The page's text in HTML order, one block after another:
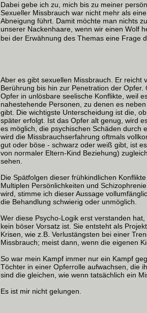
Dabei gebe ich zu, mich bis zu meiner
Sexueller Missbrauch war nicht mehr als
Abneigung führt. Damit möchte man nichts
unserer Nackenhaare, wenn wir einen Wolf
bei der Erwähnung des Themas eine Frage
Aber es gibt sexuellen Missbrauch. Er reicht
Berührung bis hin zur Penetration der
Opfer in unlösbare seelische Konflikte, weil
nahestehende Personen, zu denen es
gibt. Die wichtigste Unterscheidung ist die,
später erfolgt. Ist das Opfer alt genug, wird
es möglich, die psychischen Schäden durch
wird die Missbrauchserfahrung oftmals
gut oder böse - schwarz oder weiß gibt, ist
von normaler Eltern-Kind Beziehung)
sehen.
Die Spätfolgen dieser frühkindlichen
Multiplen Persönlichkeiten und
wird, stimme ich dieser Aussage
die Behandlung schwierig oder unmöglich.
Wer diese Psycho-Logik erst verstanden
kein böser Vorsatz ist. Sie entsteht als
Krisen, wie z.B. Verlustängsten bei einer
Missbrauch; meist dann, wenn die eigenen
So war mein Kampf immer nur ein Kampf
Töchter in einer Opferrolle aufwachsen, die
sind die gleichen, wie wenn tatsächlich ein
Es ist mir nicht gelungen.